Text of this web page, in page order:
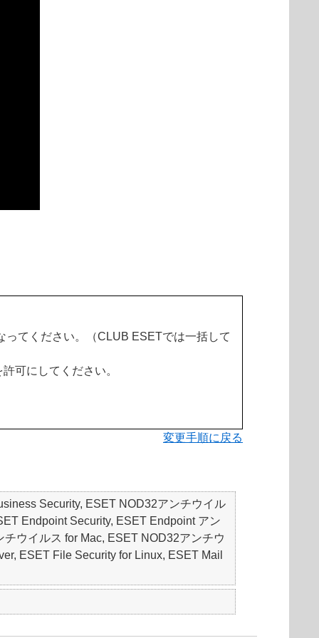
ってください。（CLUB ESETでは一括して
可にしてください。
変更手順に戻る
Security, ESET NOD32アンチウイル
Endpoint Security, ESET Endpoint アン
ウイルス for Mac, ESET NOD32アンチウ
ESET File Security for Linux, ESET Mail